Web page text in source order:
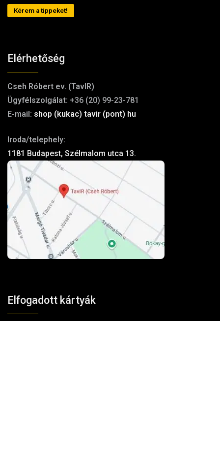
Kérem a tippeket!
Elérhetőség
Cseh Róbert ev. (TavIR)
Ügyfélszolgálat: +36 (20) 99-23-781
E-mail: shop (kukac) tavir (pont) hu
Iroda/telephely:
1181 Budapest, Szélmalom utca 13.
Elfogadott kártyák